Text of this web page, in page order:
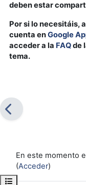
Abrir índice del curso
deben estar
Por si lo necesitáis,
cuenta enGoogle
acceder a la FAQde
tema.
En este momento
(Acceder)